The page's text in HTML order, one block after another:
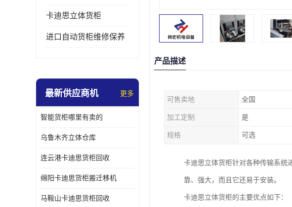
卡迪思立体货柜
进口自动货柜维修保养
最新供应商机 更多
智能货柜哪里有卖的
乌鲁木齐立体仓库
连云港卡迪思货柜回收
绵阳卡迪思货柜搬迁移机
马鞍山卡迪思货柜回收
产品描述
可售卖地 全国
加工定制 是
规格 可选
卡迪思立体货柜针对各种传输系统
靠、强大，而且它还易于安装。
卡迪思立体货柜的主要优点如下：